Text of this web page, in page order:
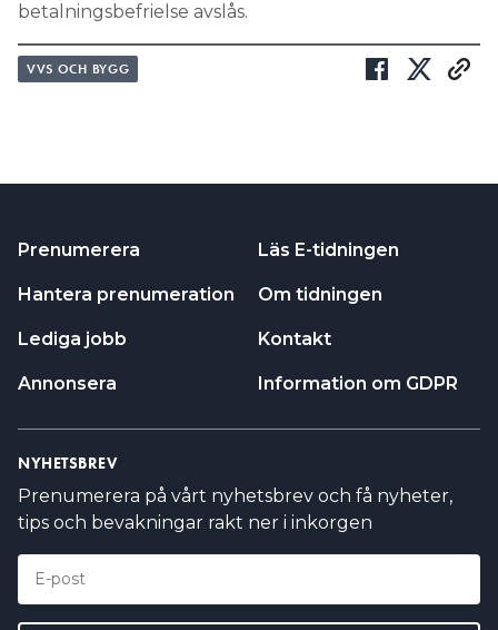
betalningsbefrielse avslås.
VVS OCH BYGG
Prenumerera
Hantera prenumeration
Lediga jobb
Annonsera
Läs E-tidningen
Om tidningen
Kontakt
Information om GDPR
NYHETSBREV
Prenumerera på vårt nyhetsbrev och få nyheter,
tips och bevakningar rakt ner i inkorgen